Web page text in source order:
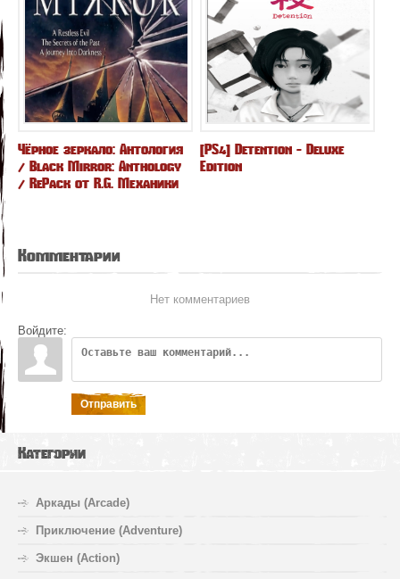
Чёрное зеркало: Антология
/ Black Mirror: Anthology
/ RePack от R.G. Механики
[PS4] Detention - Deluxe
Edition
Комментарии
Нет комментариев
Войдите:
Отправить
Категории
Аркады (Arcade)
Приключение (Adventure)
Экшен (Action)